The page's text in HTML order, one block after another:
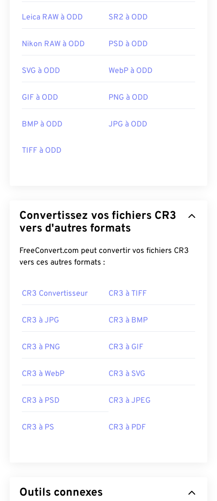
Leica RAW à ODD SR2 à ODD
Nikon RAW à ODD PSD à ODD
SVG à ODD WebP à ODD
GIF à ODD PNG à ODD
BMP à ODD JPG à ODD
TIFF à ODD
Convertissez vos fichiers CR3
vers d'autres formats
FreeConvert.com peut convertir vos fichiers CR3
vers ces autres formats :
CR3 Convertisseur CR3 à TIFF
CR3 à JPG CR3 à BMP
CR3 à PNG CR3 à GIF
CR3 à WebP CR3 à SVG
CR3 à PSD CR3 à JPEG
CR3 à PS CR3 à PDF
Outils connexes